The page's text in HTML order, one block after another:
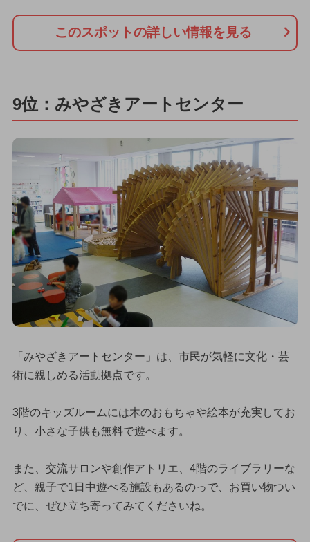
このスポットの詳しい情報を見る
9位：みやざきアートセンター
「みやざきアートセンター」は、市民が気軽に文化・芸
術に親しめる活動拠点です。
3階のキッズルームには木のおもちゃや絵本が充実してお
り、小さな子供も無料で遊べます。
また、交流サロンや創作アトリエ、4階のライブラリーな
ど、親子で1日中遊べる施設もあるのっで、お買い物つい
でに、ぜひ立ち寄ってみてくださいね。